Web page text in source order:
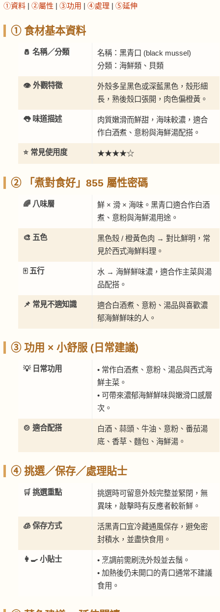
①資料 | ②屬性 | ③功用 | ④處理 | ⑤延伸
① 食材基本資料
🧂 名稱／分類
名稱：黑青口 (black mussel)
分類：海鮮類、貝類
👁️ 外觀特徵
外殼多呈黑色或深藍黑色，殼形細
長，熟後殼口張開，肉色偏橙黃。
👅 味道描述
肉質嫩滑而鮮甜，海味較濃，適合
作白酒煮、意粉與海鮮湯配搭。
⭐ 常見使用度 ★★★★☆
② 「煮對食好」855 屬性密碼
🌈 八味層
鮮 × 滑 × 海味。黑青口適合作白酒
煮、意粉與海鮮湯用途。
🎨 五色
黑色殼 / 橙黃色肉 → 對比鮮明，常
見於西式海鮮料理。
🀄 五行
水 → 海鮮鮮味濃，適合作主菜與湯
品配搭。
📌 常見不適知識
適合白酒煮、意粉、湯品與喜歡濃
郁海鮮鮮味的人。
③ 功用 × 小舒服 (日常建議)
💡 日常功用
• 常作白酒煮、意粉、湯品與西式海
鮮主菜。
• 可帶來濃郁海鮮鮮味與嫩滑口感層
次。
🍲 適合配搭
白酒、蒜頭、牛油、意粉、番茄湯
底、香草、麵包、海鮮湯。
④ 挑選／保存／處理貼士
🛒 挑選重點
挑選時可留意外殼完整並緊閉，無
異味，敲擊時有反應者較新鮮。
🧊 保存方式
活黑青口宜冷藏通風保存，避免密
封積水，並盡快食用。
👩‍🍳 小貼士
• 烹調前需刷洗外殼並去鬚。
• 加熱後仍未開口的青口通常不建議
食用。